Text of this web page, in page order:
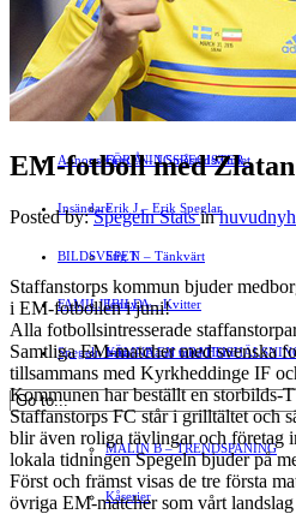
EVENEMANG
Evenemangskalender
FÖRETAGSREGISTER
SPORT
DJUR
FÖRENINGSARTIKLAR
FÖRENINGSREGISTER
Motor
PORTRÄTT
Bloggar »
Gert Å – I Småstadsvimlet
Erik J – Erik Speglar
Stig N – Tänkvärt
Jenny A – Kvitter
Yrsa – Hand med Hund
Hvilan – Trädgårdstips
MALIN B – TRENDSPANING
Kåserier
Annonsera
Insändare
BILDSVEPET
FAMILJEBILD »
LÄMNA EN
Spegeln Info
EM-fotboll med
Posted by:Spegeln Statsin
Staffanstorps kommun bjuder
i EM-fotbollen i juni!
Alla fotbollsintresserade
Samtliga EM-matcher med svenska
tillsammans med Kyrkheddinge IF
Kommunen har beställt en storbilds-
Staffanstorps FC står i grilltältet och
blir även roliga tävlingar och företag
lokala tidningen Spegeln bjuder på
Först och främst visas de tre första
övriga EM-matcher som vårt